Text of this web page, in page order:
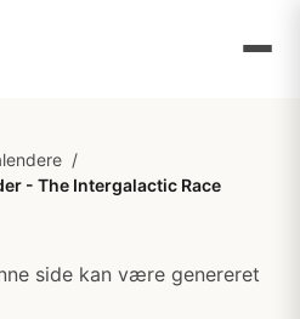
/
- The Intergalactic Race
side kan være genereret